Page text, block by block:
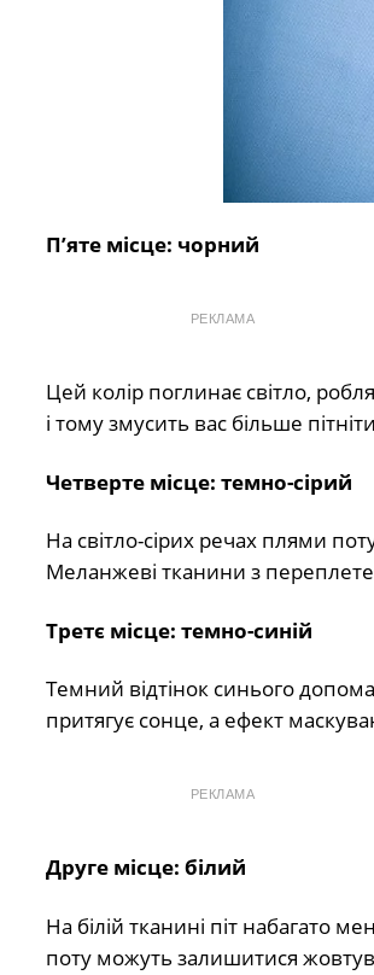
П’яте місце: чорний
РЕКЛАМА
Цей колір поглинає світло,
і тому змусить вас більше
Четверте місце: темно-сірий
На світло-сірих речах плями
Меланжеві тканини з
Третє місце: темно-синій
Темний відтінок синього
притягує сонце, а ефект
РЕКЛАМА
Друге місце: білий
На білій тканині піт набагато
поту можуть залишитися